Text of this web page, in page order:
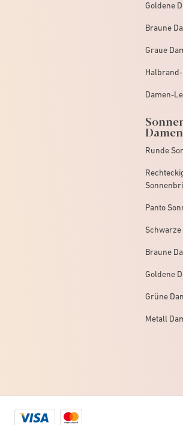
Goldene
Braune
Graue
Damen-
Damen
Runde
Panto
Braune
Goldene
Grüne
Metall
Visa
Mastercard